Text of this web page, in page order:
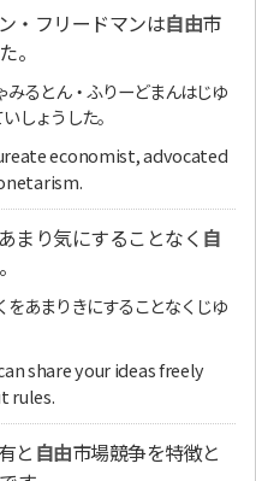
・フリードマンは自由市
。
るとん・ふりーどまんはじゆ
しょうした。
economist, advocated
まり気にすることなく 自
あまりきにすることなくじゆ
share your ideas freely
rules.
と 自由市場競争を特徴と